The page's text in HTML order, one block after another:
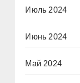
Июль 2024
Июнь 2024
Май 2024